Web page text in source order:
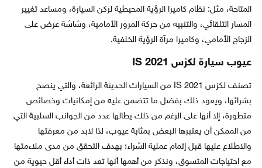
المتاحة، مثل: نظام كاميرا الرؤية المحيطية لركن السيارة، ومساعد تغيير
المسار التلقائي، والتنبيه من حركة المرور الأمامية، وشاشة عرض على
الزجاج الأمامي، وكاميرا مرآة الرؤية الخلفية.
عيوب سيارة لكزس IS 2021
تصنف لكزس IS 2021 من السيارات الحديثة الرائعة، والتي ينصح
بشرائها، ويعود ذلك بفضل ما تتضمن عليه من إمكانيات وخصائص
متطورة، إلا أنها على الرغم من ذلك يطالها عدد من الجوانب السلبية التي
من الممكن أن يعتبرها البعض بمثابة عيوب، لذا لابد من معرفتها
والاطلاع عليها قبل إتمام عملية الشراء؛ بهدف التحقق من مدى ملاءمتها
مع احتياجات المتسوق، ونذكر من أهمها أنها تعد ذات أداء أقل حيوية من